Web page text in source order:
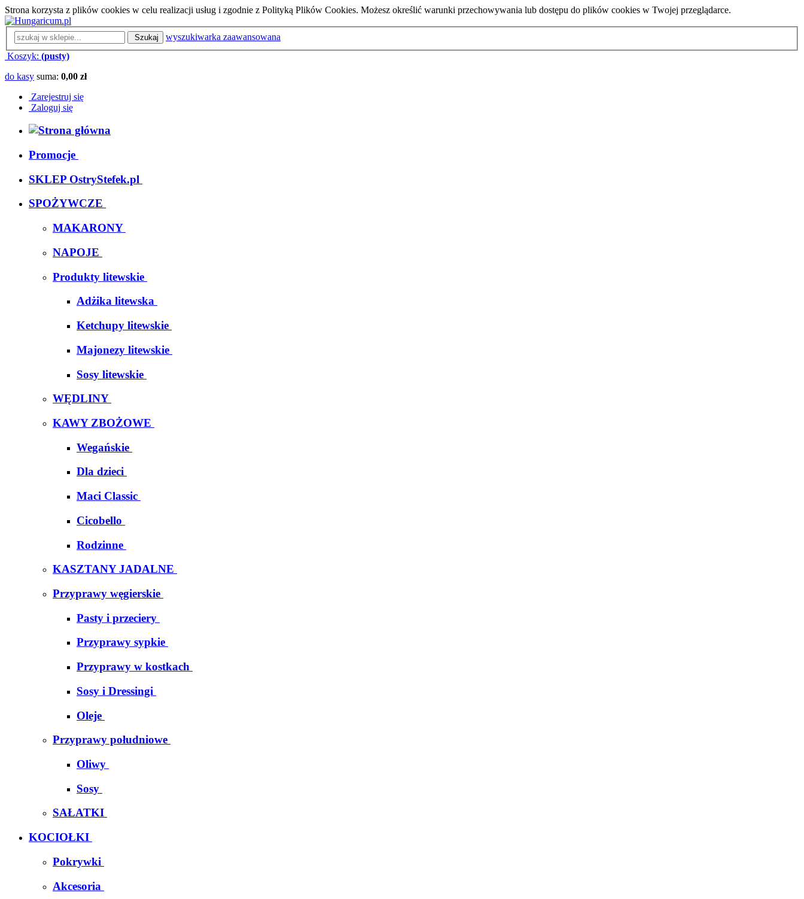
Strona korzysta z plików cookies w celu realizacji usług i zgodnie z Polityką Plików Cookies. Możesz określić warunki przechowywania lub dostępu do plików cookies w Twojej przeglądarce.
Szukaj
wyszukiwarka zaawansowana
Koszyk: (pusty)
do kasy suma: 0,00 zł
Zarejestruj się
Zaloguj się
Promocje
SKLEP OstryStefek.pl
SPOŻYWCZE
MAKARONY
NAPOJE
Produkty litewskie
Adżika litewska
Ketchupy litewskie
Majonezy litewskie
Sosy litewskie
WĘDLINY
KAWY ZBOŻOWE
Wegańskie
Dla dzieci
Maci Classic
Cicobello
Rodzinne
KASZTANY JADALNE
Przyprawy węgierskie
Pasty i przeciery
Przyprawy sypkie
Przyprawy w kostkach
Sosy i Dressingi
Oleje
Przyprawy południowe
Oliwy
Sosy
SAŁATKI
KOCIOŁKI
Pokrywki
Akcesoria